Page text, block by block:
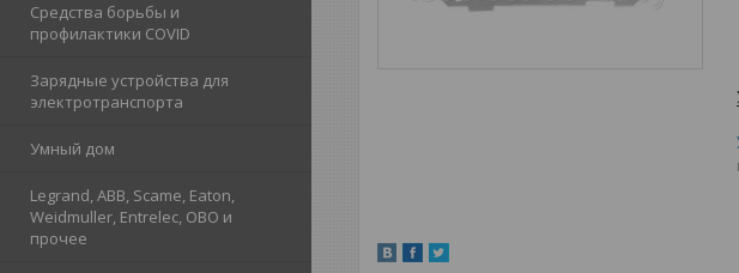
Средства борьбы и
профилактики COVID
Зарядные устройства для
электротранспорта
Умный дом
Legrand, ABB, Scame, Eaton,
Weidmuller, Entrelec, OBO и
прочее